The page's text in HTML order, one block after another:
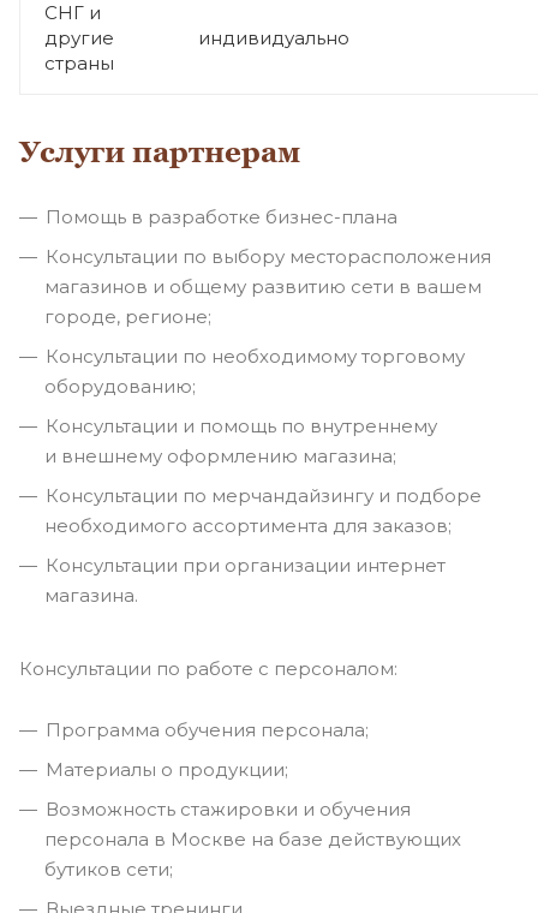
СНГ и
другие
страны
индивидуально
Услуги партнерам
Помощь в разработке бизнес-плана
Консультации по выбору месторасположения
магазинов и общему развитию сети в вашем
городе, регионе;
Консультации по необходимому торговому
оборудованию;
Консультации и помощь по внутреннему
и внешнему оформлению магазина;
Консультации по мерчандайзингу и подборе
необходимого ассортимента для заказов;
Консультации при организации интернет
магазина.
Консультации по работе с персоналом:
Программа обучения персонала;
Материалы о продукции;
Возможность стажировки и обучения
персонала в Москве на базе действующих
бутиков сети;